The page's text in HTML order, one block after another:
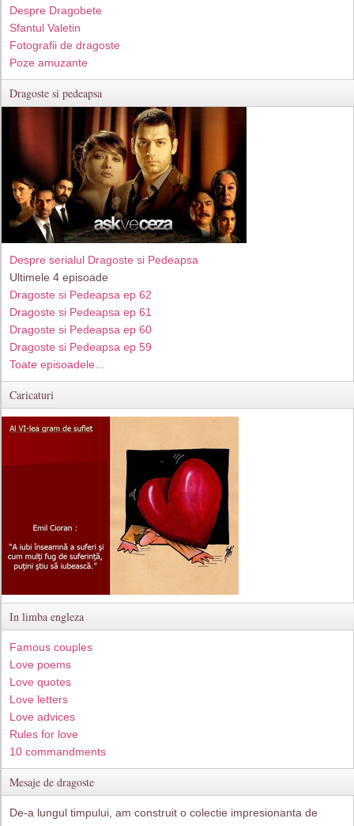
Despre Dragobete
Sfantul Valetin
Fotografii de dragoste
Poze amuzante
Dragoste si pedeapsa
Despre serialul Dragoste si Pedeapsa
Ultimele 4 episoade
Dragoste si Pedeapsa ep 62
Dragoste si Pedeapsa ep 61
Dragoste si Pedeapsa ep 60
Dragoste si Pedeapsa ep 59
Toate episoadele...
Caricaturi
In limba engleza
Famous couples
Love poems
Love quotes
Love letters
Love advices
Rules for love
10 commandments
Mesaje de dragoste
De-a lungul timpului, am construit o colectie impresionanta de